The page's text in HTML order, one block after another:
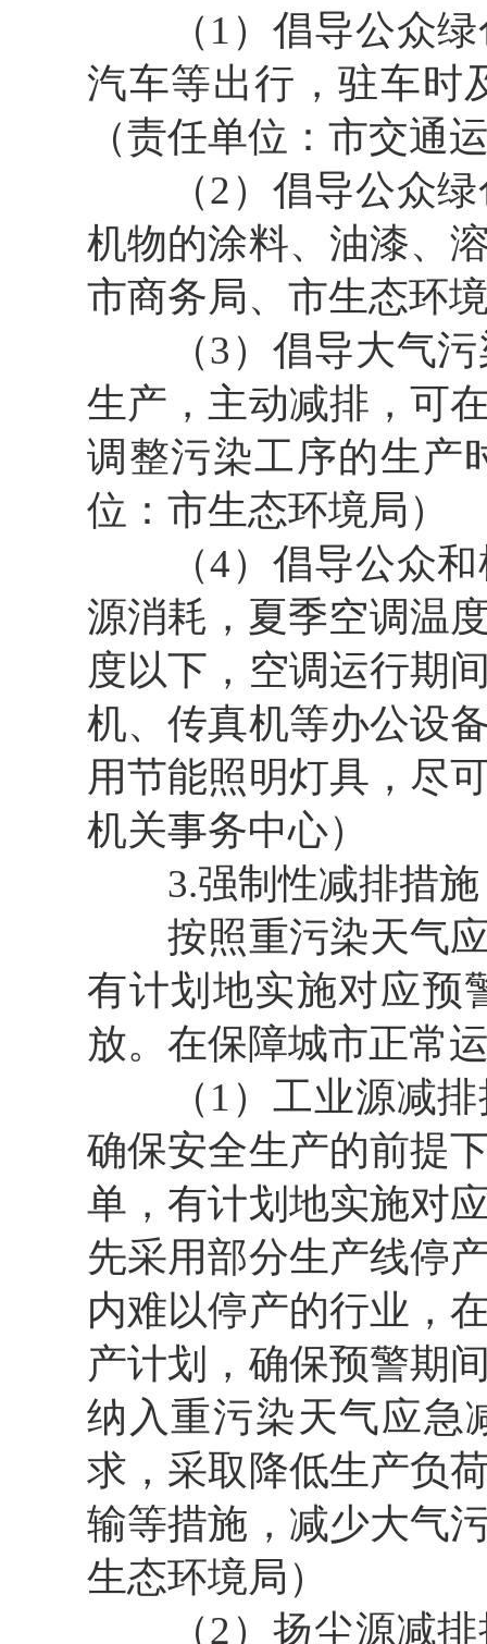
（1）倡导公众绿
汽车等出行，驻车时
（责任单位：市交通
（2）倡导公众绿
机物的涂料、油漆、
市商务局、市生态环
（3）倡导大气污
生产，主动减排，可
调整污染工序的生产
位：市生态环境局）
（4）倡导公众和
源消耗，夏季空调温
度以下，空调运行期
机、传真机等办公设
用节能照明灯具，尽
机关事务中心）
3.强制性减排措施
按照重污染天气应
有计划地实施对应预
放。在保障城市正常
（1）工业源减排
确保安全生产的前提
单，有计划地实施对
先采用部分生产线停
内难以停产的行业，
产计划，确保预警期
纳入重污染天气应急
求，采取降低生产负
输等措施，减少大气
生态环境局）
（2）扬尘源减排